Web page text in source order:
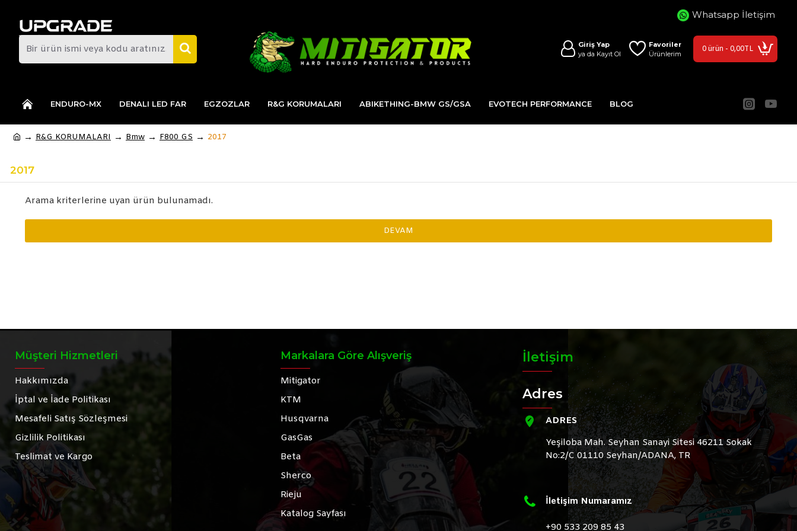
Whatsapp İletişim
Giriş Yap
ya da Kayıt Ol
Favoriler
Ürünlerim
0 ürün - 0,00TL
ENDURO-MX DENALI LED FAR EGZOZLAR R&G KORUMALARI ABIKETHING-BMW GS/GSA EVOTECH PERFORMANCE BLOG
R&G KORUMALARI Bmw F800 GS 2017
2017
Arama kriterlerine uyan ürün bulunamadı.
DEVAM
Müşteri Hizmetleri
Hakkımızda
İptal ve İade Politikası
Mesafeli Satış Sözleşmesi
Gizlilik Politikası
Teslimat ve Kargo
Markalara Göre Alışveriş
Mitigator
KTM
Husqvarna
GasGas
Beta
Sherco
Rieju
Katalog Sayfası
İletişim
Adres
ADRES
Yeşiloba Mah. Seyhan Sanayi Sitesi 46211 Sokak
No:2/C 01110 Seyhan/ADANA, TR
İletişim Numaramız
+90 533 209 85 43